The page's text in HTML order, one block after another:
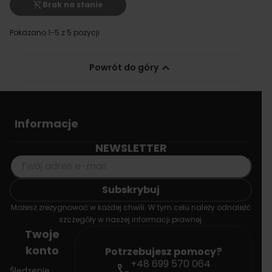
shopping_cart_off Brak na stanie
Pokazano 1-5 z 5 pozycji
Powrót do góry
Informacje
NEWSLETTER
Możesz zrezygnować w każdej chwili. W tym celu należy odnaleźć
szczegóły w naszej informacji prawnej.
Twoje
konto
Potrzebujesz pomocy?
+48 699 570 064